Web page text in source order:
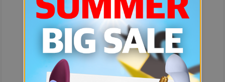
예상치 못한 에러입니다.